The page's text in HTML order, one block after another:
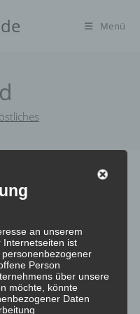
Menü
1970 – 1982 – 1994 –
Menschen. Sie
ihren Sinn für
wachsame und
das Wohl der
an unserem
Internetseiten ist
Person
über unsere
möchte, könnte
Daten